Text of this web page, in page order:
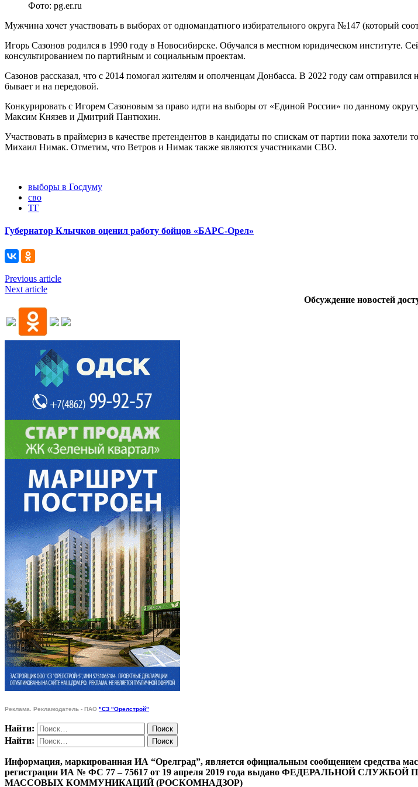
Фото: pg.er.ru
Мужчина хочет участвовать в выборах от одномандатного избирательного округа №147 (который
Игорь Сазонов родился в 1990 году в Новосибирске. Обучался в местном юридическом институте.
консультированием по партийным и социальным проектам.
Сазонов рассказал, что с 2014 помогал жителям и ополченцам Донбасса. В 2022 году сам
бывает и на передовой.
Конкурировать с Игорем Сазоновым за право идти на выборы от «Единой России» по данному
Максим Князев и Дмитрий Пантюхин.
Участвовать в праймериз в качестве претендентов в кандидаты по спискам от партии пока
Михаил Нимак. Отметим, что Ветров и Нимак также являются участниками СВО.
выборы в Госдуму
сво
ТГ
Губернатор Клычков оценил работу бойцов «БАРС-Орел»
Previous article
Next article
Обсуждение новостей
Реклама. Рекламодатель - ПАО "СЗ "Орелстрой"
Найти:
Найти:
Информация, маркированная ИА “Орелград”, является официальным сообщением средства
регистрации ИА № ФС 77 – 75617 от 19 апреля 2019 года выдано ФЕДЕРАЛЬНОЙ
МАССОВЫХ КОММУНИКАЦИЙ (РОСКОМНАДЗОР)